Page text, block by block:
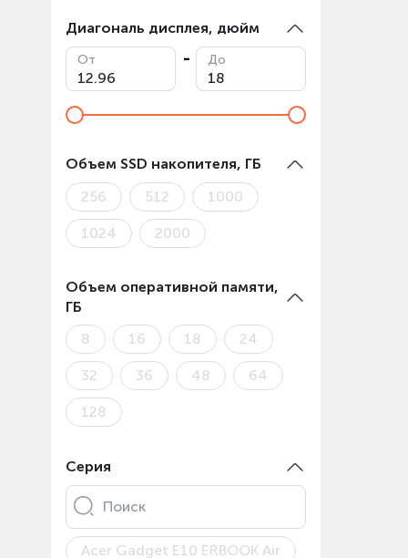
Диагональ дисплея, дюйм
От До
Объем SSD накопителя, ГБ
256
512 1000
1024 2000
Объем оперативной памяти,
ГБ
8
16 18 24
32 36 48 64
128
Серия
Поиск
Acer Gadget E10 ERBOOK Air